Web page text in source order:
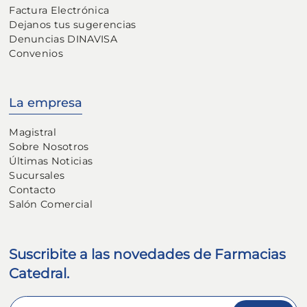
Factura Electrónica
Dejanos tus sugerencias
Denuncias DINAVISA
Convenios
La empresa
Magistral
Sobre Nosotros
Últimas Noticias
Sucursales
Contacto
Salón Comercial
Suscribite a las novedades de Farmacias
Catedral.